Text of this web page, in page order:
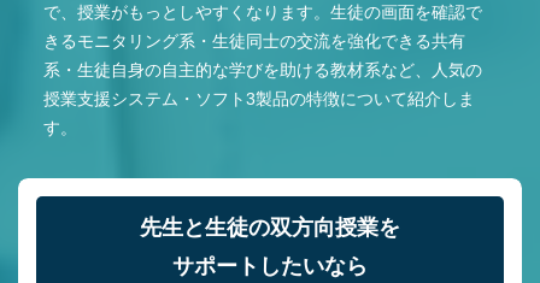
で、授業がもっとしやすくなります。生徒の画面を確認で
きるモニタリング系・生徒同士の交流を強化できる共有
系・生徒自身の自主的な学びを助ける教材系など、人気の
授業支援システム・ソフト3製品の特徴について紹介しま
す。
先生と生徒の双方向授業を
サポートしたいなら